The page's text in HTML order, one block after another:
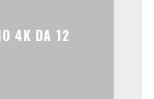
4K DA 12